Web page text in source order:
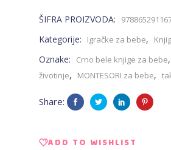
-
bela
knjiga
ŠIFRA PROIZVODA:
Kategorije: Igračke za bebe,
Oznake: Crno bele knjige za bebe,
životinje, MONTESORI za bebe,
Share:
ADD TO WISHLIST